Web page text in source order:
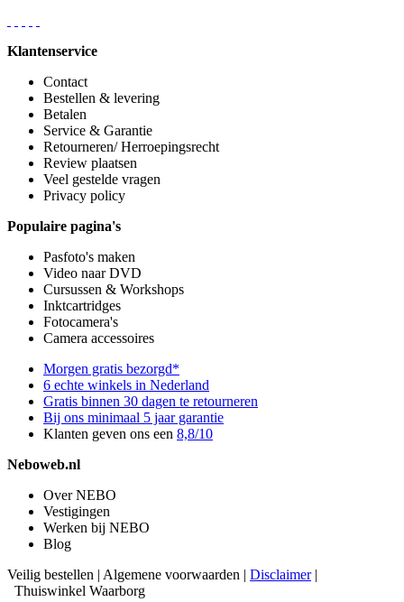
Klantenservice
Contact
Bestellen & levering
Betalen
Service & Garantie
Retourneren/ Herroepingsrecht
Review plaatsen
Veel gestelde vragen
Privacy policy
Populaire pagina's
Pasfoto's maken
Video naar DVD
Cursussen & Workshops
Inktcartridges
Fotocamera's
Camera accessoires
Morgen gratis bezorgd*
6 echte winkels in Nederland
Gratis binnen 30 dagen te retourneren
Bij ons minimaal 5 jaar garantie
Klanten geven ons een 8,8/10
Neboweb.nl
Over NEBO
Vestigingen
Werken bij NEBO
Blog
Veilig bestellen | Algemene voorwaarden | Disclaimer|
Thuiswinkel Waarborg